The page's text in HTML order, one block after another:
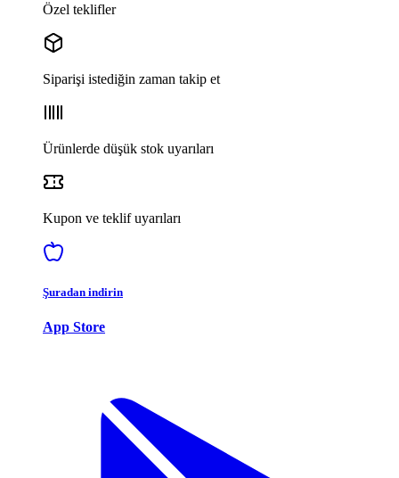
Özel teklifler
Siparişi istediğin zaman takip et
Ürünlerde düşük stok uyarıları
Kupon ve teklif uyarıları
Şuradan indirin
App Store